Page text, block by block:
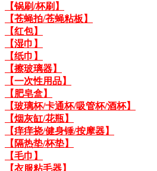
【锅刷/杯刷】
【苍蝇拍/苍蝇粘板】
【红包】
【湿巾】
【纸巾】
【擦玻璃器】
【一次性用品】
【肥皂盒】
【玻璃杯/卡通杯/吸管杯/酒杯】
【烟灰缸/花瓶】
【痒痒挠/健身锤/按摩器】
【隔热垫/杯垫】
【毛巾】
【衣服粘毛器】